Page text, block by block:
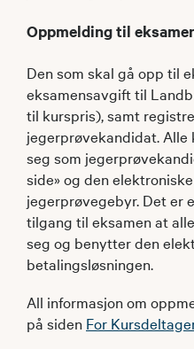
Oppmelding til
Den som skal gå opp til
eksamensavgift til
til kurspris), samt
jegerprøvekandidat. Alle
seg som
side» og den
jegerprøvegebyr. Det er
tilgang til eksamen at
seg og benytter den
betalingsløsningen.
All informasjon om
på siden For